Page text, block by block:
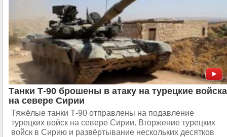
Танки Т-90 брошены в атаку на турецкие войска
на севере Сирии
Тяжёлые танки Т-90 отправлены на подавление
турецких войск на севере Сирии. Вторжение турецких
войск в Сирию и развёртывание нескольких десятков